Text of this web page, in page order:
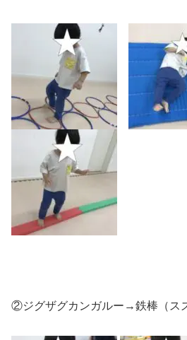
②ジグザグカンガルー→鉄棒（ス